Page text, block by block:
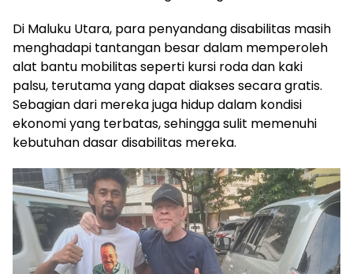
Di Maluku Utara, para penyandang disabilitas masih
menghadapi tantangan besar dalam memperoleh
alat bantu mobilitas seperti kursi roda dan kaki
palsu, terutama yang dapat diakses secara gratis.
Sebagian dari mereka juga hidup dalam kondisi
ekonomi yang terbatas, sehingga sulit memenuhi
kebutuhan dasar disabilitas mereka.